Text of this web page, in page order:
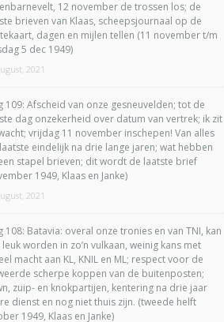
12 november de trossen los; de
brieven van Klaas, scheepsjournaal op de
dagen en mijlen tellen (11 november t/m
5 dec 1949)
2021
109: Afscheid van onze gesneuvelden; tot de
dag onzekerheid over datum van vertrek; ik zit
vrijdag 11 november inschepen! Van alles
eindelijk na drie lange jaren; wat hebben
stapel brieven; dit wordt de laatste brief
1949, Klaas en Janke)
2021
108: Batavia: overal onze tronies en van TNI, kan
leuk worden in zo’n vulkaan, weinig kans met
macht aan KL, KNIL en ML; respect voor de
scherpe koppen van de buitenposten;
zuip- en knokpartijen, kentering na drie jaar
dienst en nog niet thuis zijn. (tweede helft
1949, Klaas en Janke)